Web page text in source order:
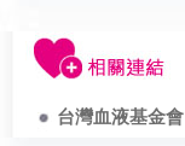
台灣血液基金會